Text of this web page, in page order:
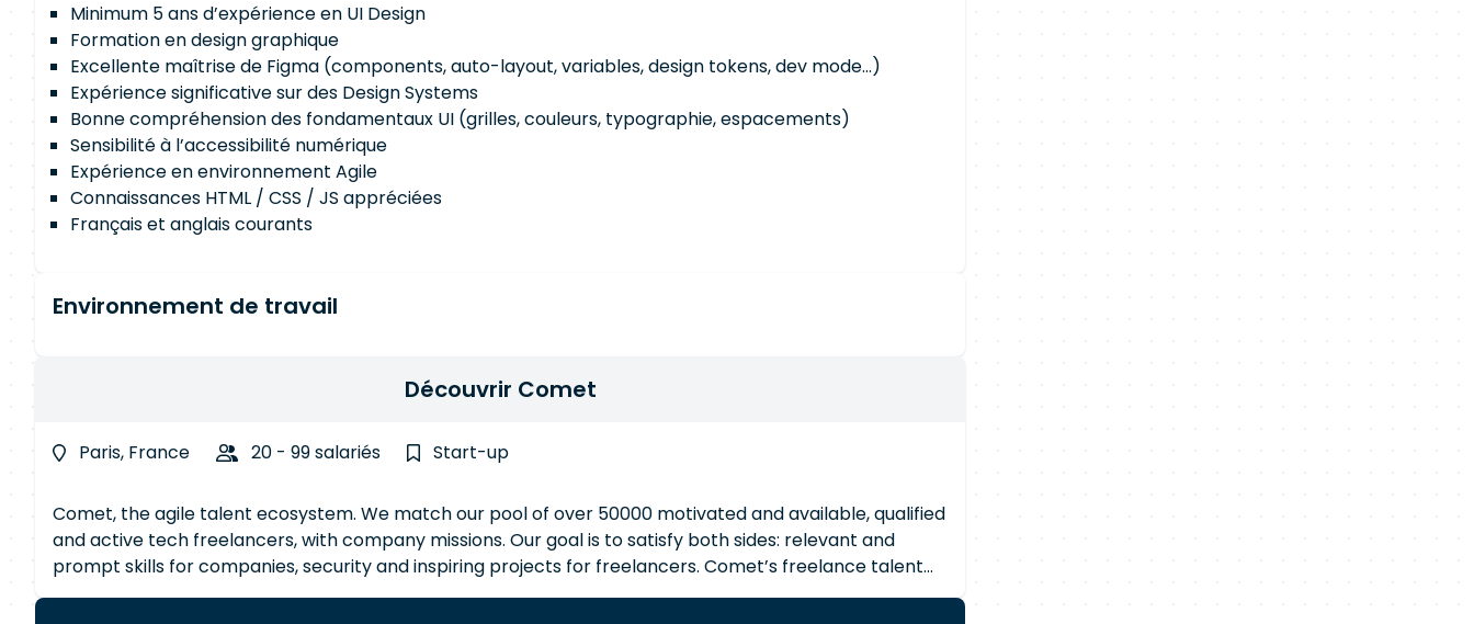
Minimum 5 ans d’expérience en UI Design
Formation en design graphique
Excellente maîtrise de Figma (components, auto-layout, variables, design tokens, dev mode...)
Expérience significative sur des Design Systems
Bonne compréhension des fondamentaux UI (grilles, couleurs, typographie, espacements)
Sensibilité à l’accessibilité numérique
Expérience en environnement Agile
Connaissances HTML / CSS / JS appréciées
Français et anglais courants
Environnement de travail
Découvrir Comet
Paris, France 20 - 99 salariés Start-up
Comet, the agile talent ecosystem. We match our pool of over 50000 motivated and available, qualified
and active tech freelancers, with company missions. Our goal is to satisfy both sides: relevant and
prompt skills for companies, security and inspiring projects for freelancers. Comet’s freelance talent
community comes highly motivated, because they choose the projects on which they work. We screen